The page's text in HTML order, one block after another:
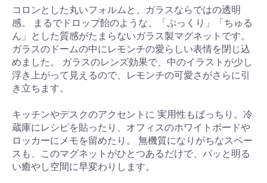
コロンとした丸いフォルムと、ガラスならではの透明
感。 まるでドロップ飴のような、「ぷっくり」「ちゅる
ん」とした質感がたまらないガラス製マグネットです。
ガラスのドームの中にレモンチの愛らしい表情を閉じ込
めました。 ガラスのレンズ効果で、中のイラストが少し
浮き上がって見えるので、レモンチの可愛さがさらに引
き立ちます。
キッチンやデスクのアクセントに 実用性もばっちり。冷
蔵庫にレシピを貼ったり、オフィスのホワイトボードや
ロッカーにメモを留めたり。 無機質になりがちなスペー
スも、このマグネットがひとつあるだけで、パッと明る
い癒やし空間に早変わりします。